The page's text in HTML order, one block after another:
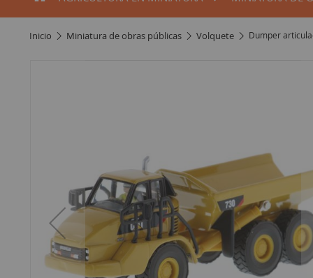
inicio miniatura de obras públicas volquete Dumper